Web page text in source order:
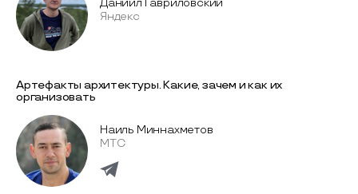
Даниил Гавриловский
Яндекс
Артефакты архитектуры. Какие, зачем и как их
организовать
Наиль Миннахметов
МТС